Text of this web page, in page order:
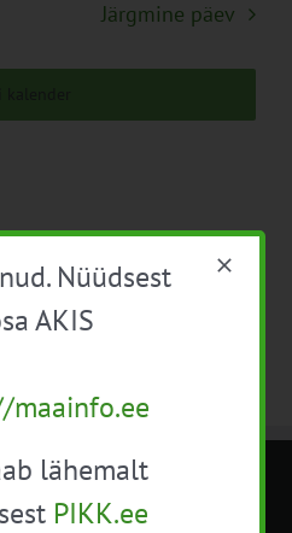
Järgmine päev
Nüüdsest
AKIS
maainfo.ee
lähemalt
PIKK.ee